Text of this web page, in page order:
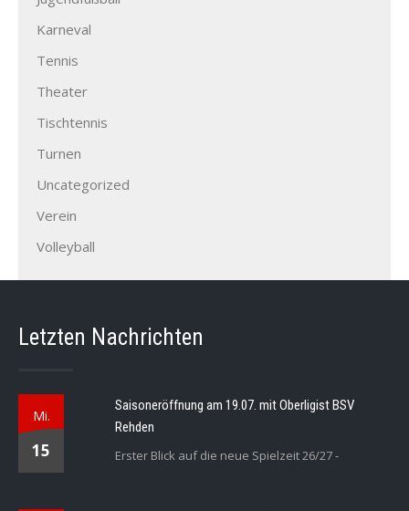
Karneval
Tennis
Theater
Tischtennis
Turnen
Uncategorized
Verein
Volleyball
Letzten Nachrichten
Mi.
15
Saisoneröffnung am 19.07. mit Oberligist BSV
Rehden
Erster Blick auf die neue Spielzeit 26/27 -